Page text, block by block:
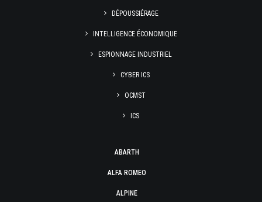
DÉPOUSSIÉRAGE
INTELLIGENCE ÉCONOMIQUE
ESPIONNAGE INDUSTRIEL
CYBER ICS
OCMST
ICS
ABARTH
ALFA ROMEO
ALPINE